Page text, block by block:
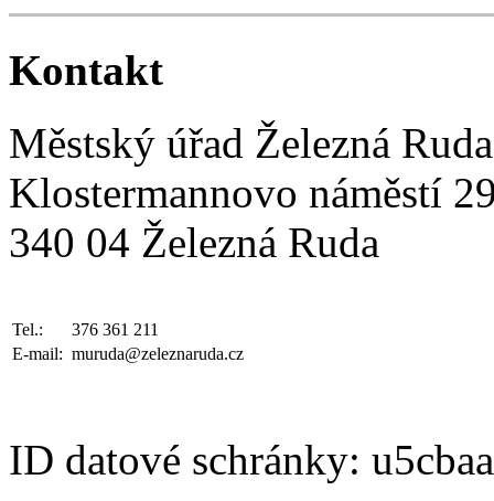
Kontakt
Městský úřad Železná Ruda
Klostermannovo náměstí
340 04 Železná Ruda
Tel.:
376 361 211
E-mail: muruda@zeleznaruda.cz
ID datové schránky: